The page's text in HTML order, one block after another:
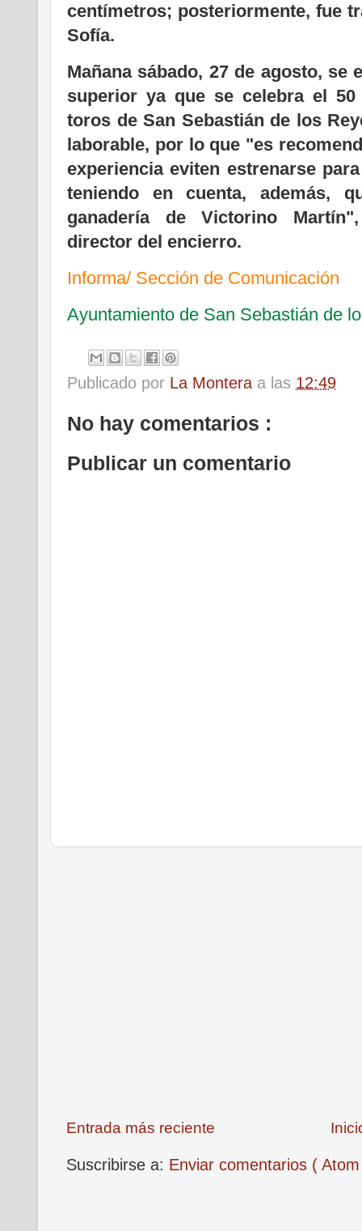
centímetros; posteriormente, fue
Sofía.
Mañana sábado, 27 de agosto, se
superior ya que se celebra el
toros de San Sebastián de los
laborable, por lo que "es
experiencia eviten estrenarse
teniendo en cuenta, además,
ganadería de Victorino
director del encierro.
Informa/ Sección de Comunicación
Ayuntamiento de San Sebastián de
Publicado por La Montera a las 12:49
No hay comentarios :
Publicar un comentario
Entrada más reciente
Suscribirse a: Enviar comentarios (